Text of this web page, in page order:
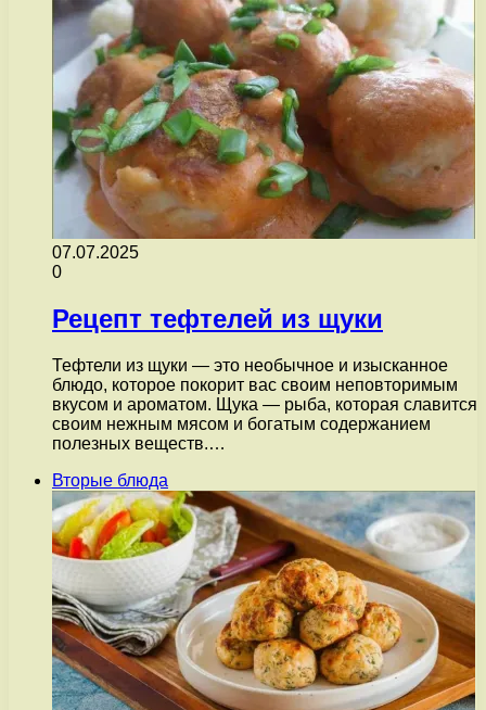
07.07.2025
0
Рецепт тефтелей из щуки
Тефтели из щуки — это необычное и изысканное
блюдо, которое покорит вас своим неповторимым
вкусом и ароматом. Щука — рыба, которая славится
своим нежным мясом и богатым содержанием
полезных веществ.…
Вторые блюда